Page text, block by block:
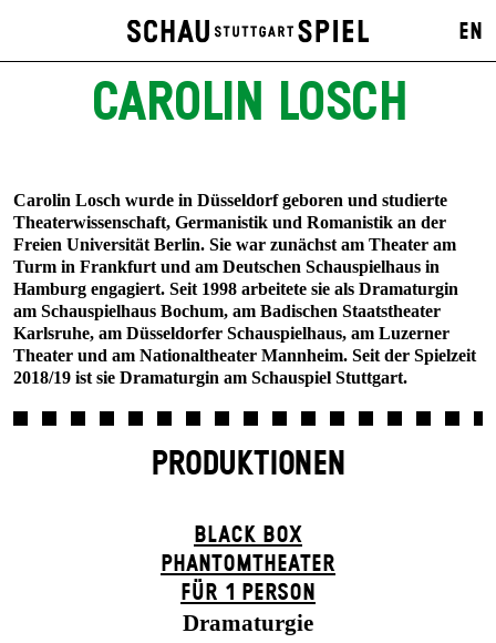
EN
CAROLIN LOSCH
Carolin Losch wurde in Düsseldorf geboren und studierte
Theater­wissenschaft, Germanistik und Romanistik an der
Freien Universität Berlin. Sie war zunächst am Theater am
Turm in Frankfurt und am Deutschen Schauspielhaus in
Hamburg engagiert. Seit 1998 arbeitete sie als Dramaturgin
am Schauspielhaus Bochum, am Badischen Staatstheater
Karlsruhe, am Düsseldorfer Schauspielhaus, am Luzerner
Theater und am Nationaltheater Mannheim. Seit der Spielzeit
2018/19 ist sie Dramaturgin am Schauspiel Stuttgart.
PRODUKTIONEN
BLACK BOX
PHANTOM­THEATER
FÜR 1 PERSON
Dramaturgie